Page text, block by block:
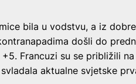
bila u vodstvu, a iz
došli do
Francuzi su se približili
aktualne svjetske